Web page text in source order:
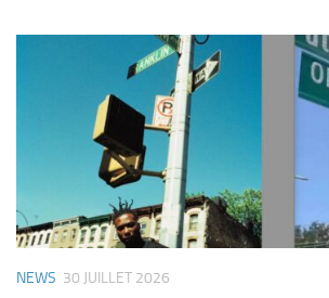
NEWS 30 JUILLET 2026